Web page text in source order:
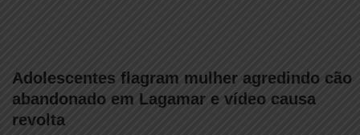
Adolescentes flagram mulher agredindo cão
abandonado em Lagamar e vídeo causa
revolta